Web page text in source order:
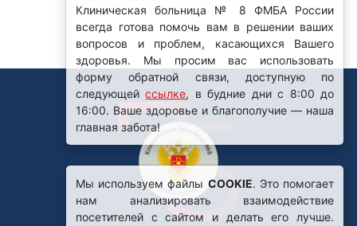
Клиническая больница № 8 ФМБА России
всегда готова помочь вам в решении ваших
вопросов и проблем, касающихся Вашего
здоровья. Мы просим вас использовать
форму обратной связи, доступную по
следующейссылке, в будние дни с 8:00 до
16:00. Ваше здоровье и благополучие — наша
главная забота!
Мы используем файлы COOKIE. Это помогает
нам анализировать взаимодействие
посетителей с сайтом и делать его лучше.